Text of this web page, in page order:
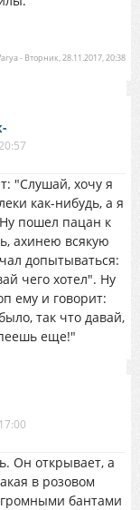
- Вторник, 28.11.2017, 20:38
"Слушай, хочу я
как-нибудь, а я
пошел пацан к
ахинею всякую
допытываться:
чего хотел". Ну
ему и говорит:
так что давай,
еще!"
Он открывает, а
в розовом
бантами